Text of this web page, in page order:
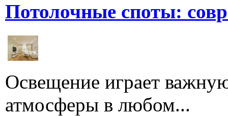
Потолочные споты:
Освещение играет
атмосферы в любом...